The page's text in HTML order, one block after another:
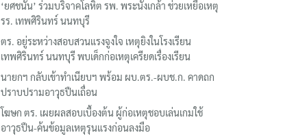
‘ยศชนัน’ ร่วมบริจาคโลหิต รพ. พระนั่งเกล้า ช่วยเหยื่อเหตุ
รร. เทพศิรินทร์ นนทบุรี
ตร. อยู่ระหว่างสอบสวนแรงจูงใจ เหตุยิงในโรงเรียน
เทพศิรินทร์ นนทบุรี พบเด็กก่อเหตุเครียดเรื่องเรียน
นายกฯ กลับเข้าทำเนียบฯ พร้อม ผบ.ตร.-ผบช.ก. คาดถก
ปราบปรามอาวุธปืนเถื่อน
โฆษก ตร. เผยผลสอบเบื้องต้น ผู้ก่อเหตุชอบเล่นเกมใช้
อาวุธปืน-ค้นข้อมูลเหตุรุนแรงก่อนลงมือ